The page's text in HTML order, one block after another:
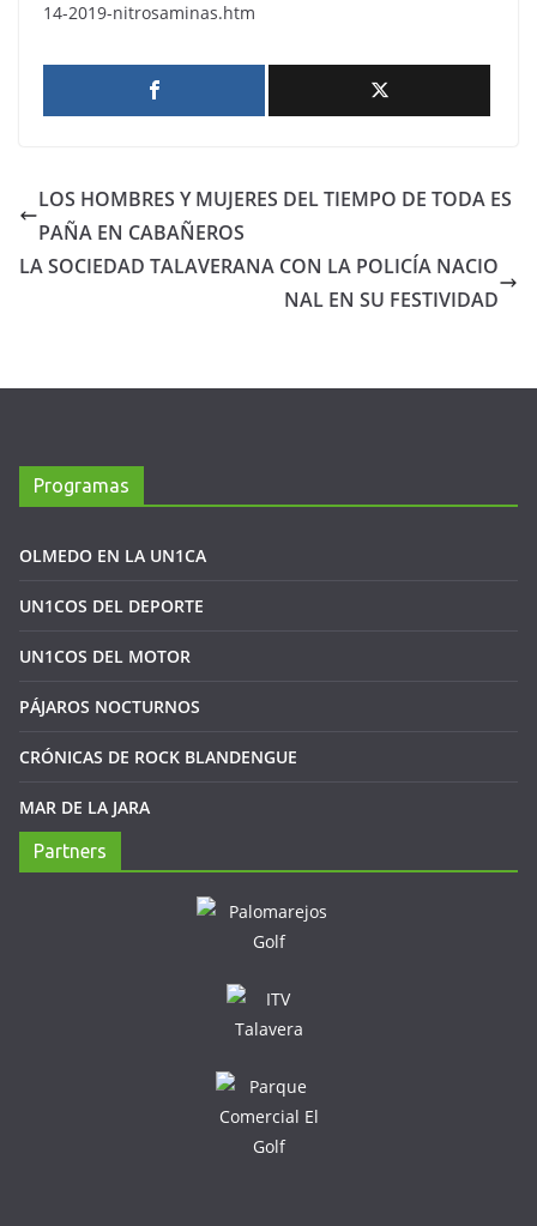
14-2019-nitrosaminas.htm
LOS HOMBRES Y MUJERES DEL TIEMPO DE TODA ES
PAÑA EN CABAÑEROS
LA SOCIEDAD TALAVERANA CON LA POLICÍA NACIO
NAL EN SU FESTIVIDAD
Programas
OLMEDO EN LA UN1CA
UN1COS DEL DEPORTE
UN1COS DEL MOTOR
PÁJAROS NOCTURNOS
CRÓNICAS DE ROCK BLANDENGUE
MAR DE LA JARA
Partners